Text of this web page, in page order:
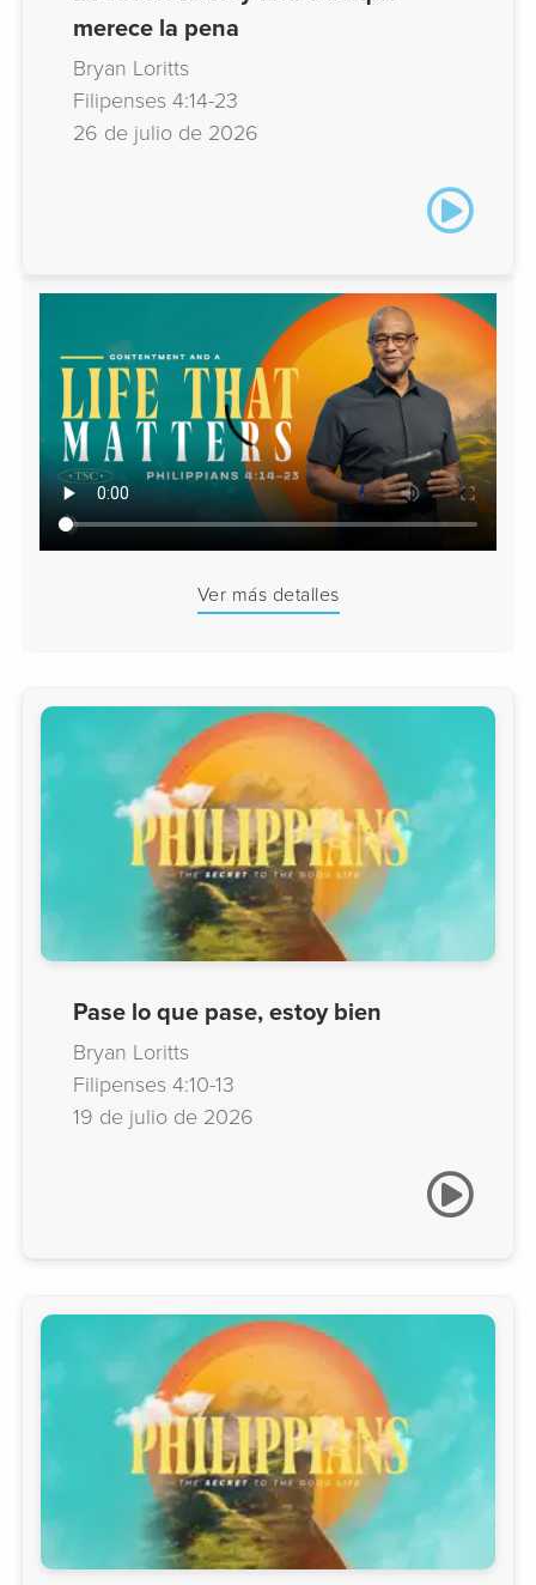
merece la pena
Bryan Loritts
Filipenses 4:14-23
26 de julio de 2026
Ver más detalles
Pase lo que pase, estoy bien
Bryan Loritts
Filipenses 4:10-13
19 de julio de 2026